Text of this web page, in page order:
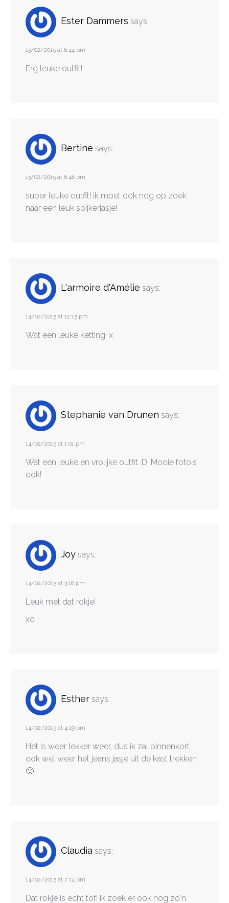
Ester Dammers says:
13/02/2015 at 8:44 pm
Erg leuke outfit!
Bertine says:
13/02/2015 at 8:48 pm
super leuke outfit! ik moet ook nog op zoek
naar een leuk spijkerjasje!
L'armoire d'Amélie says:
14/02/2015 at 12:15 pm
Wat een leuke ketting! x
Stephanie van Drunen says:
14/02/2015 at 1:01 pm
Wat een leuke en vrolijke outfit :D. Mooie foto's
ook!
Joy says:
14/02/2015 at 3:18 pm
Leuk met dat rokje!
xo
Esther says:
14/02/2015 at 4:19 pm
Het is weer lekker weer, dus ik zal binnenkort
ook wel weer het jeans jasje uit de kast trekken
🙂
Claudia says:
14/02/2015 at 7:14 pm
Dat rokje is echt tof! Ik zoek er ook nog zo'n